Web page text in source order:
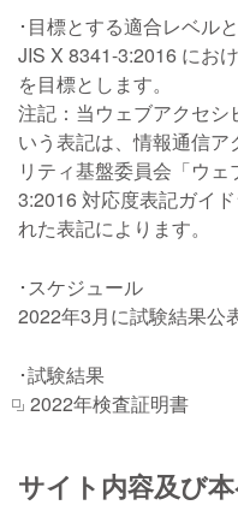
目標とする適合レベル
JIS X 8341-3:2016 にお
を目標とします。
注記：当ウェブアクセシ
いう表記は、情報通信
リティ基盤委員会「ウ
3:2016 対応度表記ガイ
れた表記によります。
･スケジュール
2022年3月に試験結果公
･試験結果
2022年検査証明書
サイト内容及び